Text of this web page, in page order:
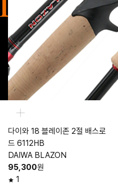
다이와 18 블레이존 2절 배스로
드 6112HB
DAIWA BLAZON
95,300원
1